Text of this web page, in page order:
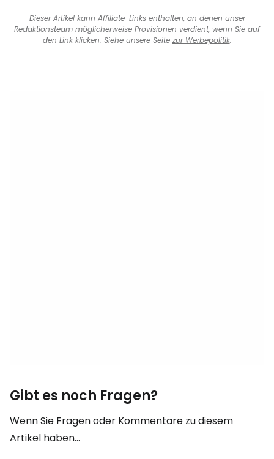
Dieser Artikel kann Affiliate-Links enthalten, an denen unser
Redaktionsteam möglicherweise Provisionen verdient, wenn Sie auf
den Link klicken. Siehe unsere Seite zur Werbepolitik.
Gibt es noch Fragen?
Wenn Sie Fragen oder Kommentare zu diesem
Artikel haben...